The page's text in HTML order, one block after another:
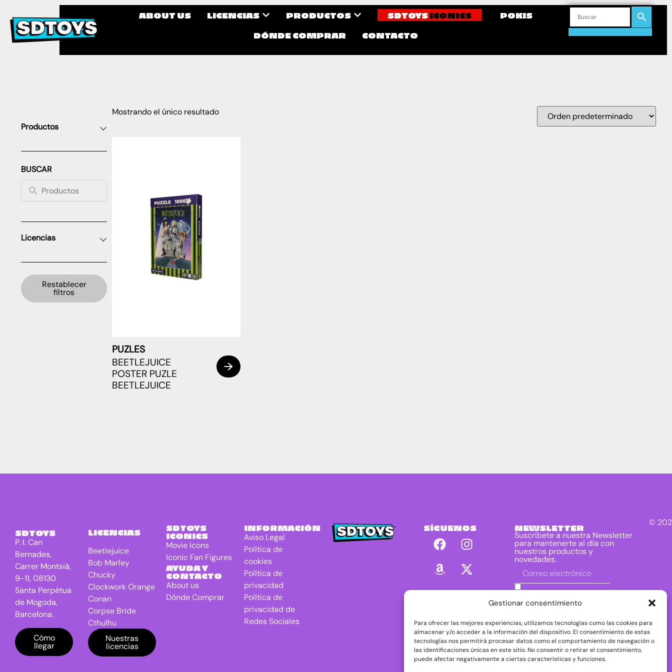
Gestionar consentimiento
Para ofrecer las mejores experiencias, utilizamos tecnologías como las cookies para
almacenar y/o acceder a la información del dispositivo. El consentimiento de estas
tecnologías nos permitirá procesar datos como el comportamiento de navegación o
las identificaciones únicas en este sitio. No consentir o retirar el consentimiento,
puede afectar negativamente a ciertas características y funciones.
ABOUT US LICENCIAS PRODUCTOS SDTOYS ICONICS
POKIS
DÓNDE COMPRAR
CONTACTO
Productos
BUSCAR
Licencias
Restablecer
filtros
Mostrando el único resultado
PUZLES
BEETLEJUICE
POSTER PUZLE
BEETLEJUICE
SDTOYS
P. I. Can
Bernades,
Carrer Montsià,
9-11, 08130
Santa Perpètua
de Mogoda,
Barcelona.
Cómo
llegar
LICENCIAS
Beetlejuice
Bob Marley
Chucky
Clockwork Orange
Conan
Corpse Bride
Cthulhu
DC Universe
Batman
Dragon Ball
Nuestras
licencias
SDTOYS
ICONICS
Movie Icons
Iconic Fan Figures
AYUDA Y
CONTACTO
About us
Dónde Comprar
INFORMACIÓN
Aviso Legal
Política de
cookies
Política de
privacidad
Política de
privacidad de
Redes Sociales
SÍGUENOS NEWSLETTER
Suscríbete a nuestra Newsletter
para mantenerte al día con
nuestros productos y
novedades.
contenidas en la política de privacidad
sobre el tratamiento de mis datos para
DIRAC DIST, S.L. como responsable del
tratamiento tratará tus datos con la finalidad de
dar respuesta a tu consulta o petición. Puedes
acceder, rectificar y suprimir tus datos, así como
ejercer otros derechos consultando la
información adicional y detallada sobre
©